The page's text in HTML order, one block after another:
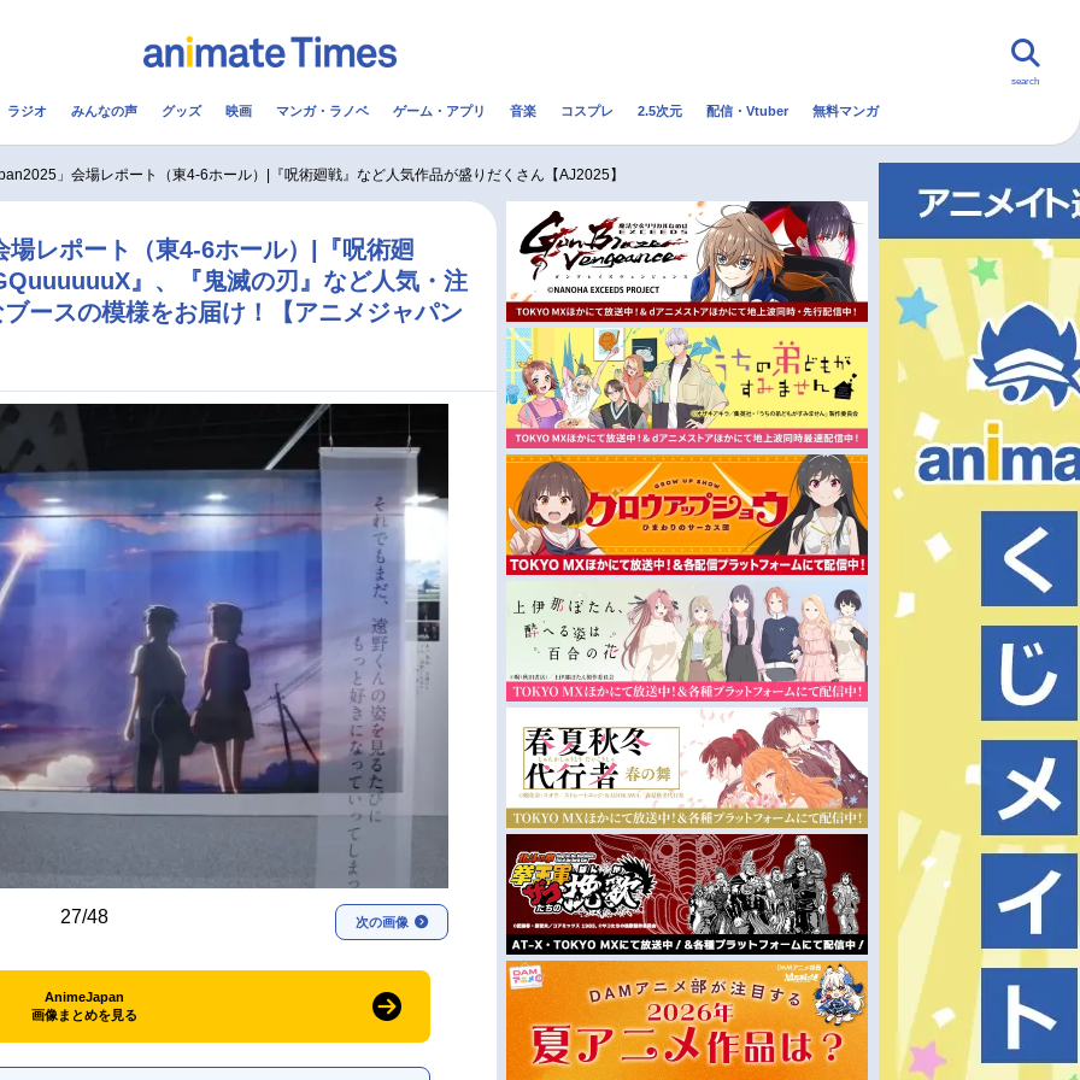
コスプレ 2.5次元 配信・Vtuber トレンド 無料マンガ
アニメ映画一覧 今期アニメ曜日別一覧 秋アニメ
冬アニメ
FOLLOW US
search
ラジオ みんなの声 グッズ 映画 マンガ・ラノベ ゲーム・アプリ 音楽 コスプレ 2.5次元 配信・Vtuber 無料マンガ
」会場レポート（東4-6ホール）|『呪術廻戦』など人気作品が盛りだくさん【AJ2025】
レポート（東4-6ホール）|『呪術廻
』、『鬼滅の刃』など人気・注
ースの模様をお届け！【アニメジャパン
27/48 次の画像
AnimeJapan
画像まとめを見る